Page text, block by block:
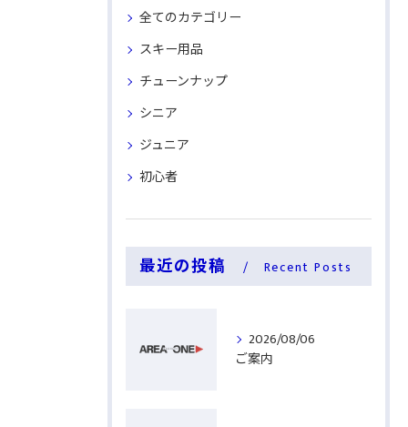
全てのカテゴリー
スキー用品
チューンナップ
シニア
ジュニア
初心者
最近の投稿 Recent Posts
2026/08/06
ご案内